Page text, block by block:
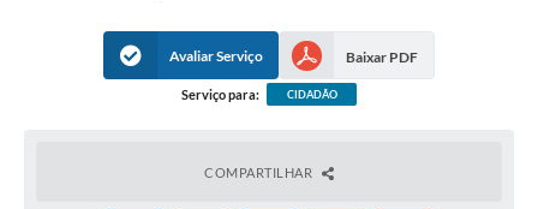
Avaliar Serviço Baixar PDF
Serviço para: CIDADÃO
COMPARTILHAR